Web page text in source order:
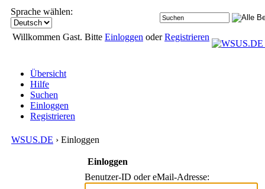
Sprache wählen:
Willkommen Gast. Bitte Einloggen oderRegistrieren
Übersicht
Hilfe
Suchen
Einloggen
Registrieren
WSUS.DE › Einloggen
Einloggen
Benutzer-ID oder eMail-Adresse: